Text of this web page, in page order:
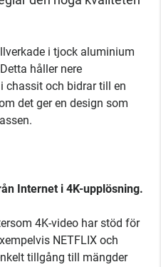
i tjock aluminium
håller nere
chassit och bidrar till en
det ger en design som
Internet i 4K-upplösning.
4K-video har stöd för
NETFLIX och
tillgång till mängder